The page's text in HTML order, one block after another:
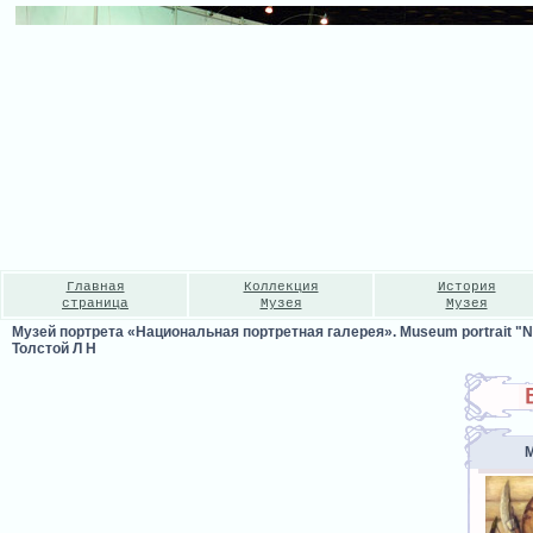
Главная
страница
Коллекция
Музея
История
Музея
Музей портрета «Национальная портретная галерея». Museum portrait
Толстой Л Н